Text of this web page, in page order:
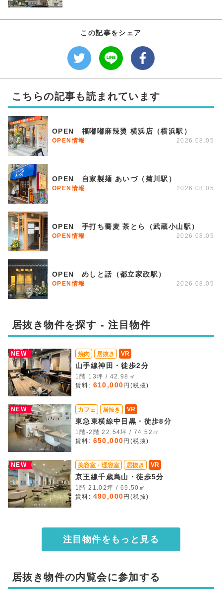
この記事をシェア
こちらの記事も読まれています
OPEN 福嘟嘟麻辣烫 横浜店（横浜駅）
OPEN情報 2026.08.05
OPEN 自家製麺 あいづ（菊川駅）
OPEN情報 2026.08.05
OPEN 手打ち蕎麦 茶とら（武蔵小山駅）
OPEN情報 2026.08.05
OPEN めしと話（都立家政駅）
OPEN情報 2026.08.05
居抜き物件を探す - 注目物件
NEW 焼肉 居抜き VR
山手線神田・徒歩2分
1階 13坪 / 42.98㎡
賃料: 610,000 円(税抜)
NEW カフェ 居抜き VR
東急東横線中目黒・徒歩8分
1階-2階 22.54坪 / 74.52㎡
賃料: 650,000 円(税抜)
NEW 美容室・理容室 居抜き VR
京王線千歳烏山・徒歩5分
1階 21.02坪 / 69.50㎡
賃料: 490,000 円(税抜)
注目物件をもっと見る
居抜き物件の内覧会に参加する